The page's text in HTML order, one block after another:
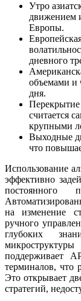
Утро
движением
Европы.
дневного
объемами и
дня.
Перекрытие
считается
крупными
Выходные
что
Использование
эффективно
постоянного
на изменение
ручного
глубоких
поддерживает
терминалов, что
Это открывает
стратегий,